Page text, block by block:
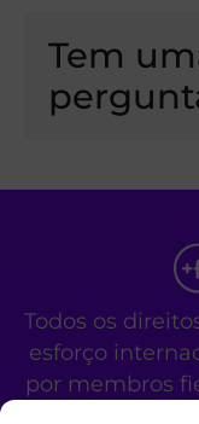
Tem
Todos os
esforço
por membros